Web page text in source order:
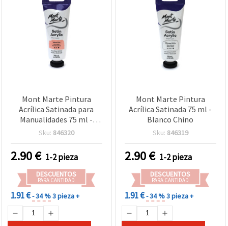
Mont Marte Pintura
Acrílica Satinada para
Manualidades 75 ml -
Amarillo Rosado
Sku: 846320
2.90€ 1-2 pieza
DESCUENTOS
PARA CANTIDAD
1.91 €- 34 %3 pieza +
Mont Marte Pintura
Acrílica Satinada 75 ml -
Blanco Chino
Sku: 846319
2.90€ 1-2 pieza
DESCUENTOS
PARA CANTIDAD
1.91 €- 34 %3 pieza +